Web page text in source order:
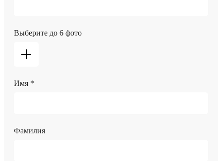
Выберите до 6 фото
Имя *
Фамилия